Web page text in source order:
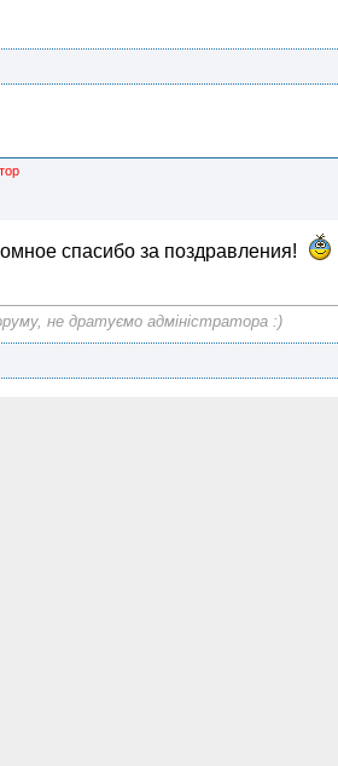
спасибо за поздравления!
не дратуємо адміністратора :)